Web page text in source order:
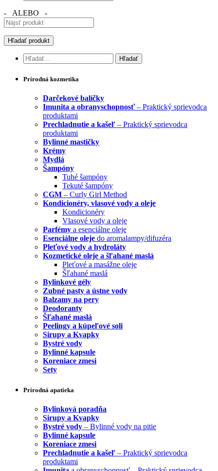
- ALEBO -
Prírodná kozmetika
Darčekové balíčky
Imunita a obranyschopnosť– Praktický sprievodca
produktami
Prechladnutie a kašeľ – Praktický sprievodca
produktami
Bylinné mastičky
Krémy
Mydlá
Šampóny
Tuhé šampóny
Tekuté šampóny
CGM – Curly Girl Method
Kondicionéry, vlasové vody a oleje
Kondicionéry
Vlasové vody a oleje
Parfémy a esenciálne oleje
Esenciálne oleje do aromalampy/difuzéra
Pleťové vody a hydroláty
Kozmetické oleje a šľahané maslá
Pleťové a masážne oleje
Šľahané maslá
Bylinkové gély
Zubné pasty a ústne vody
Balzamy na pery
Deodoranty
Šľahané maslá
Peelingy a kúpeľové soli
Sirupy a Kvapky
Bystré vody
Bylinné kapsule
Koreniace zmesi
Sety
Prírodná apatieka
Bylinková poradňa
Sirupy a Kvapky
Bystré vody – Bylinné vody na pitie
Bylinné kapsule
Koreniace zmesi
Prechladnutie a kašeľ – Praktický sprievodca
produktami